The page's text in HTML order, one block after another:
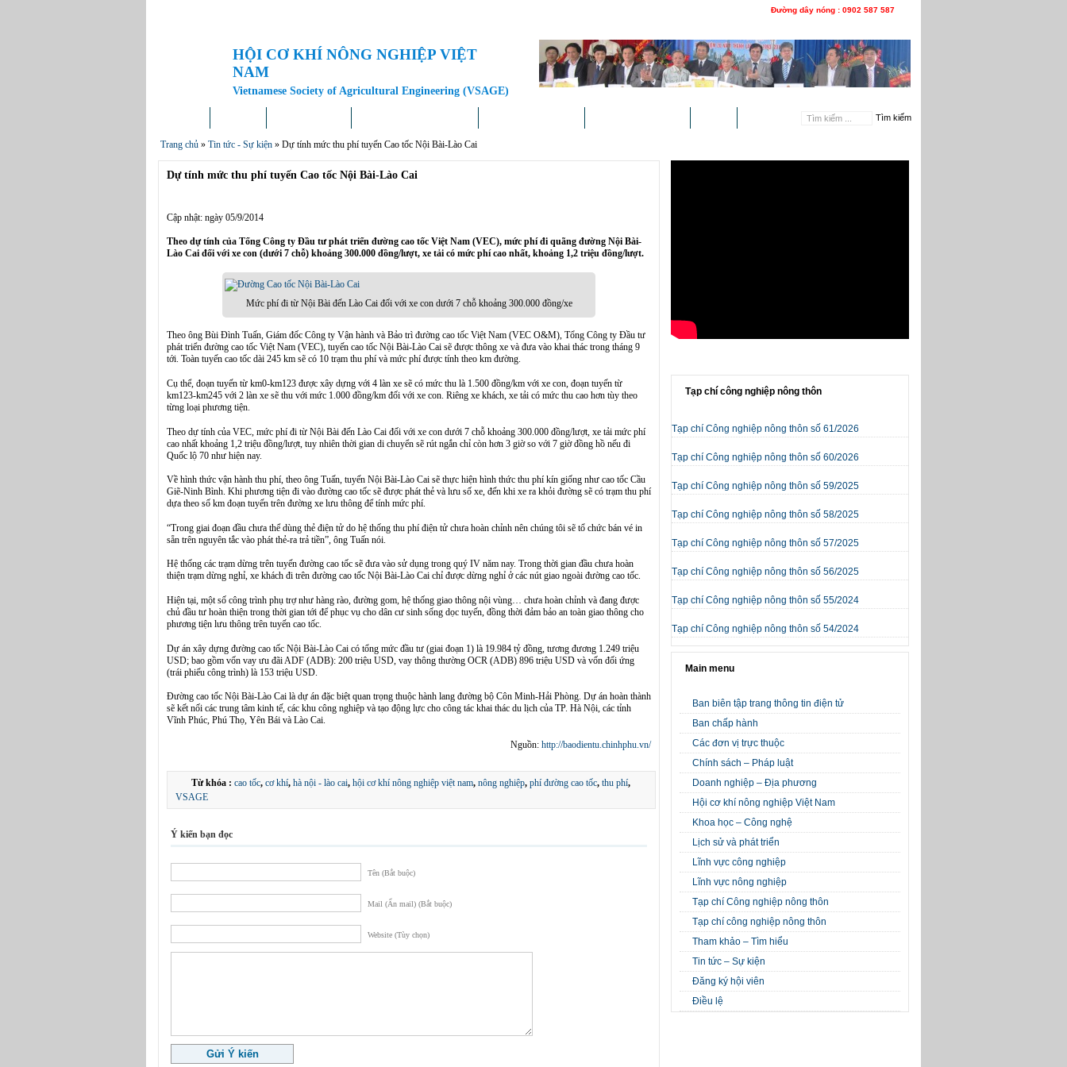
Đường dây nóng : 0902 587 587
HỘI CƠ KHÍ NÔNG NGHIỆP VIỆT
NAM
Vietnamese Society of Agricultural Engineering (VSAGE)
Trang chủ » Tin tức - Sự kiện » Dự tính mức thu phí tuyến Cao tốc Nội Bài-Lào Cai
Dự tính mức thu phí tuyến Cao tốc Nội Bài-Lào Cai
Cập nhật: ngày 05/9/2014
Theo dự tính của Tổng Công ty Đầu tư phát triển đường cao tốc Việt Nam (VEC), mức phí đi quãng đường Nội Bài-
Lào Cai đối với xe con (dưới 7 chỗ) khoảng 300.000 đồng/lượt, xe tải có mức phí cao nhất, khoảng 1,2 triệu đồng/lượt.
Mức phí đi từ Nội Bài đến Lào Cai đối với xe con dưới 7 chỗ khoảng 300.000 đồng/xe
Theo ông Bùi Đình Tuấn, Giám đốc Công ty Vận hành và Bảo trì đường cao tốc Việt Nam (VEC O&M), Tổng Công ty Đầu tư
phát triển đường cao tốc Việt Nam (VEC), tuyến cao tốc Nội Bài-Lào Cai sẽ được thông xe và đưa vào khai thác trong tháng 9
tới. Toàn tuyến cao tốc dài 245 km sẽ có 10 trạm thu phí và mức phí được tính theo km đường.
Cụ thể, đoạn tuyến từ km0-km123 được xây dựng với 4 làn xe sẽ có mức thu là 1.500 đồng/km với xe con, đoạn tuyến từ
km123-km245 với 2 làn xe sẽ thu với mức 1.000 đồng/km đối với xe con. Riêng xe khách, xe tải có mức thu cao hơn tùy theo
từng loại phương tiện.
Theo dự tính của VEC, mức phí đi từ Nội Bài đến Lào Cai đối với xe con dưới 7 chỗ khoảng 300.000 đồng/lượt, xe tải mức phí
cao nhất khoảng 1,2 triệu đồng/lượt, tuy nhiên thời gian di chuyển sẽ rút ngắn chỉ còn hơn 3 giờ so với 7 giờ đồng hồ nếu đi
Quốc lộ 70 như hiện nay.
Về hình thức vận hành thu phí, theo ông Tuấn, tuyến Nội Bài-Lào Cai sẽ thực hiện hình thức thu phí kín giống như cao tốc Cầu
Giẽ-Ninh Bình. Khi phương tiện đi vào đường cao tốc sẽ được phát thẻ và lưu số xe, đến khi xe ra khỏi đường sẽ có trạm thu phí
dựa theo số km đoạn tuyến trên đường xe lưu thông để tính mức phí.
“Trong giai đoạn đầu chưa thể dùng thẻ điện tử do hệ thống thu phí điện tử chưa hoàn chỉnh nên chúng tôi sẽ tổ chức bán vé in
sẵn trên nguyên tắc vào phát thẻ-ra trả tiền”, ông Tuấn nói.
Hệ thống các trạm dừng trên tuyến đường cao tốc sẽ đưa vào sử dụng trong quý IV năm nay. Trong thời gian đầu chưa hoàn
thiện trạm dừng nghỉ, xe khách đi trên đường cao tốc Nội Bài-Lào Cai chỉ được dừng nghỉ ở các nút giao ngoài đường cao tốc.
Hiện tại, một số công trình phụ trợ như hàng rào, đường gom, hệ thống giao thông nội vùng… chưa hoàn chỉnh và đang được
chủ đầu tư hoàn thiện trong thời gian tới để phục vụ cho dân cư sinh sống dọc tuyến, đồng thời đảm bảo an toàn giao thông cho
phương tiện lưu thông trên tuyến cao tốc.
Dự án xây dựng đường cao tốc Nội Bài-Lào Cai có tổng mức đầu tư (giai đoạn 1) là 19.984 tỷ đồng, tương đương 1.249 triệu
USD; bao gồm vốn vay ưu đãi ADF (ADB): 200 triệu USD, vay thông thường OCR (ADB) 896 triệu USD và vốn đối ứng
(trái phiếu công trình) là 153 triệu USD.
Đường cao tốc Nội Bài-Lào Cai là dự án đặc biệt quan trọng thuộc hành lang đường bộ Côn Minh-Hải Phòng. Dự án hoàn thành
sẽ kết nối các trung tâm kinh tế, các khu công nghiệp và tạo động lực cho công tác khai thác du lịch của TP. Hà Nội, các tỉnh
Vĩnh Phúc, Phú Thọ, Yên Bái và Lào Cai.
Nguồn: http://baodientu.chinhphu.vn/
Từ khóa : cao tốc, cơ khí, hà nội - lào cai, hội cơ khí nông nghiệp việt nam, nông nghiệp, phí đường cao tốc, thu phí,
VSAGE
Ý kiến bạn đọc
Tên (Bắt buộc)
Mail (Ẩn mail) (Bắt buộc)
Website (Tùy chọn)
Tạp chí công nghiệp nông thôn
Tạp chí Công nghiệp nông thôn số 61/2026
Tạp chí Công nghiệp nông thôn số 60/2026
Tạp chí Công nghiệp nông thôn số 59/2025
Tạp chí Công nghiệp nông thôn số 58/2025
Tạp chí Công nghiệp nông thôn số 57/2025
Tạp chí Công nghiệp nông thôn số 56/2025
Tạp chí Công nghiệp nông thôn số 55/2024
Tạp chí Công nghiệp nông thôn số 54/2024
Main menu
Ban biên tập trang thông tin điện tử
Ban chấp hành
Các đơn vị trực thuộc
Chính sách – Pháp luật
Doanh nghiệp – Địa phương
Hội cơ khí nông nghiệp Việt Nam
Khoa học – Công nghệ
Lịch sử và phát triển
Lĩnh vực công nghiệp
Lĩnh vực nông nghiệp
Tạp chí Công nghiệp nông thôn
Tạp chí công nghiệp nông thôn
Tham khảo – Tìm hiểu
Tin tức – Sự kiện
Đăng ký hội viên
Điều lệ